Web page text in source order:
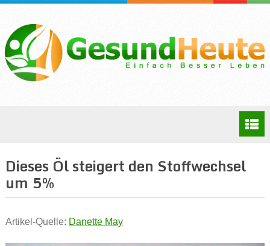
Dieses Öl steigert den Stoffwechsel
um 5%
Artikel-Quelle: Danette May